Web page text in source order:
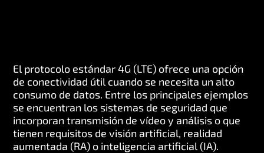
El protocolo estándar 4G (LTE) ofrece una opción
de conectividad útil cuando se necesita un alto
consumo de datos. Entre los principales ejemplos
se encuentran los sistemas de seguridad que
incorporan transmisión de vídeo y análisis o que
tienen requisitos de visión artificial, realidad
aumentada (RA) o inteligencia artificial (IA).